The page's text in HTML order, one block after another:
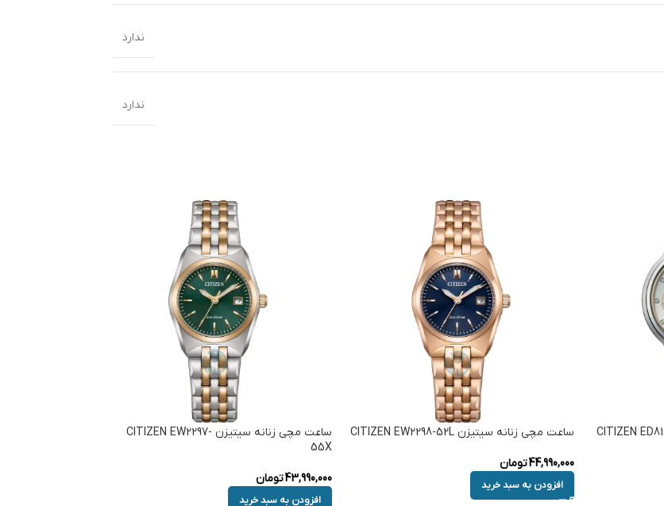
ندارد
ندارد
ساعت مچی زنانه سیتیزن CITIZEN EW2298-52L
44,990,000تومان
افزودن به سبد خرید
ساعت مچی زنانه سیتیزن CITIZEN EW2297-
55X
43,990,000تومان
افزودن به سبد خرید